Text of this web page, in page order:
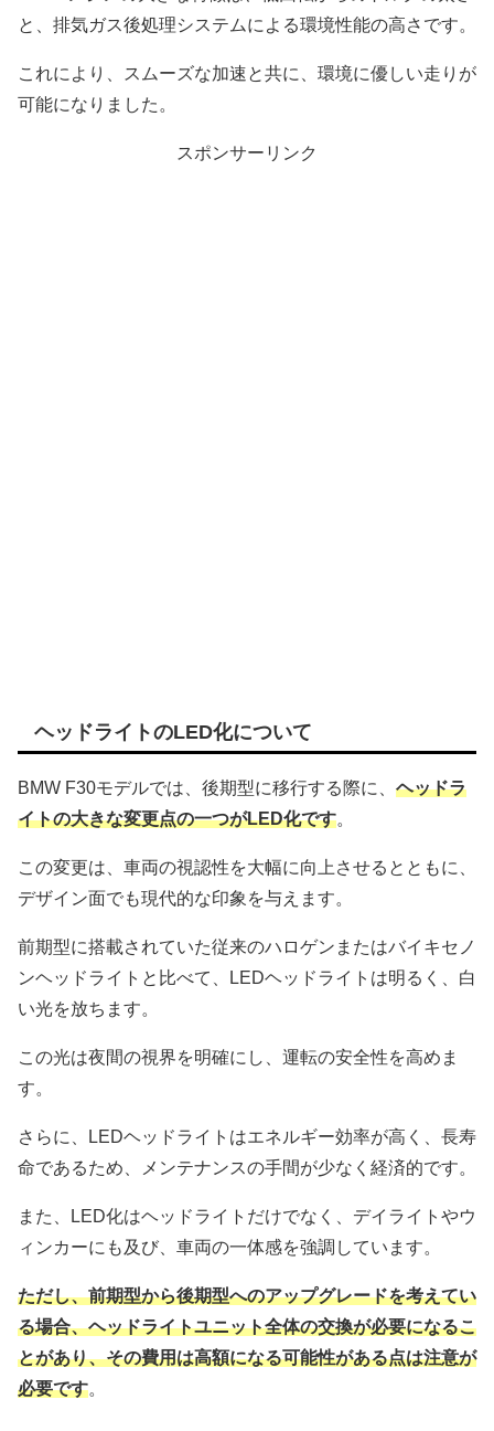
と、排気ガス後処理システムによる環境性能の高さです。
これにより、スムーズな加速と共に、環境に優しい走りが
可能になりました。
スポンサーリンク
ヘッドライトのLED化について
BMW F30モデルでは、後期型に移行する際に、 ヘッドラ
イトの大きな変更点の一つがLED化です。
この変更は、車両の視認性を大幅に向上させるとともに、
デザイン面でも現代的な印象を与えます。
前期型に搭載されていた従来のハロゲンまたはバイキセノ
ンヘッドライトと比べて、LEDヘッドライトは明るく、白
い光を放ちます。
この光は夜間の視界を明確にし、運転の安全性を高めま
す。
さらに、LEDヘッドライトはエネルギー効率が高く、長寿
命であるため、メンテナンスの手間が少なく経済的です。
また、LED化はヘッドライトだけでなく、デイライトやウ
ィンカーにも及び、車両の一体感を強調しています。
ただし、前期型から後期型へのアップグレードを考えてい
る場合、ヘッドライトユニット全体の交換が必要になるこ
とがあり、その費用は高額になる可能性がある点は注意が
必要です。